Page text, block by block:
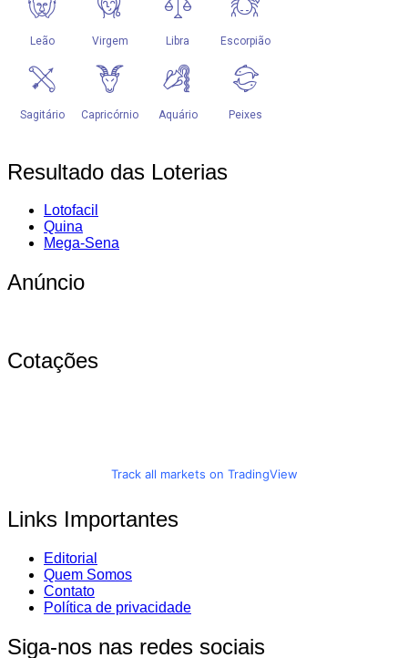
Resultado das Loterias
Lotofacil
Quina
Mega-Sena
Anúncio
Cotações
Track all markets on TradingView
Links Importantes
Editorial
Quem Somos
Contato
Política de privacidade
Siga-nos nas redes sociais